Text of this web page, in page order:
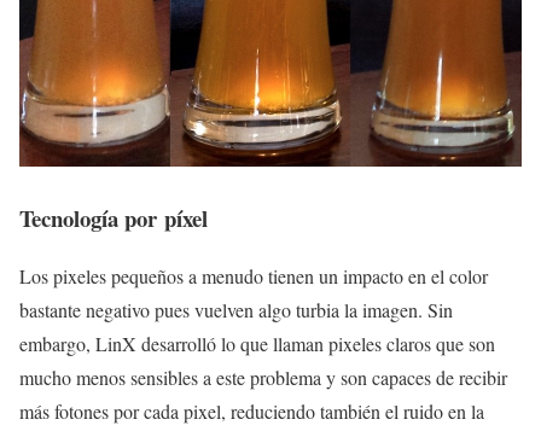
Tecnología por píxel
Los pixeles pequeños a menudo tienen un impacto en el color
bastante negativo pues vuelven algo turbia la imagen. Sin
embargo, LinX desarrolló lo que llaman pixeles claros que son
mucho menos sensibles a este problema y son capaces de recibir
más fotones por cada pixel, reduciendo también el ruido en la